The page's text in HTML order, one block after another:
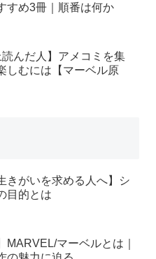
すめ3冊｜順番は何か
読んだ人】アメコミを集
しむには【マーベル原
きがいを求める人へ】シ
目的とは
MARVEL/マーベルとは｜